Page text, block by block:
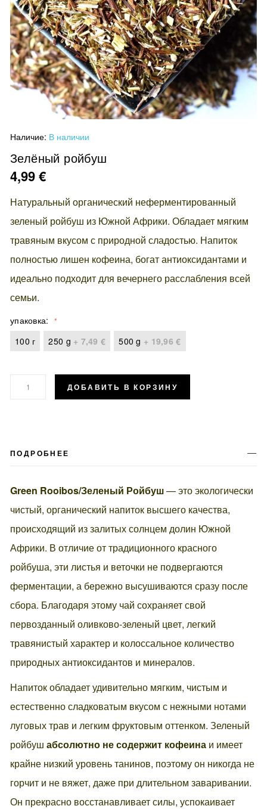
к
началу
изображений
Наличие: В наличии
Зелёный ройбуш
4,99 €
Натуральный органический неферментированный
зеленый ройбуш из Южной Африки. Обладает мягким
травяным вкусом с природной сладостью. Напиток
полностью лишен кофеина, богат антиоксидантами и
идеально подходит для вечернего расслабления всей
семьи.
упаковка
100 г
250 g + 7,49 € 500 g + 19,96 €
ДОБАВИТЬ В КОРЗИНУ
ПОДРОБНЕЕ
Green Rooibos/Зеленый Ройбуш— это экологически
чистый, органический напиток высшего качества,
происходящий из залитых солнцем долин Южной
Африки. В отличие от традиционного красного
ройбуша, эти листья и веточки не подвергаются
ферментации, а бережно высушиваются сразу после
сбора. Благодаря этому чай сохраняет свой
первозданный оливково-зеленый цвет, легкий
травянистый характер и колоссальное количество
природных антиоксидантов и минералов.
Напиток обладает удивительно мягким, чистым и
естественно сладковатым вкусом с нежными нотами
луговых трав и легким фруктовым оттенком. Зеленый
ройбуш абсолютно не содержит кофеина и имеет
крайне низкий уровень танинов, поэтому он никогда не
горчит и не вяжет, даже при длительном заваривании.
Он прекрасно восстанавливает силы, успокаивает